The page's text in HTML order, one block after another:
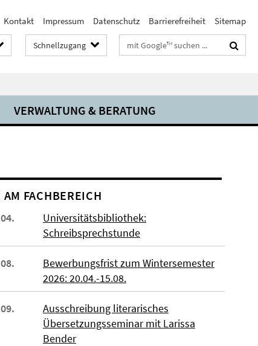
Kontakt Impressum Datenschutz Barrierefreiheit Sitemap
Schnellzugang Suchbegriffe
VERWALTUNG & BERATUNG
FACHBEREICH
Universitätsbibliothek:
Schreibsprechstunde
Bewerbungsfrist zum Wintersemester
2026: 20.04.-15.08.
Ausschreibung literarisches
Übersetzungsseminar mit Larissa
Bender